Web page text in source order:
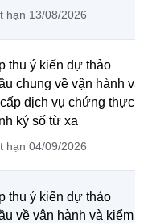
English
NGHỆ
Góp ý
hạn 13/08/2026
thu ý kiến dự thảo
chung về vận hành và
dịch vụ chứng thực
ký số từ xa
hạn 04/09/2026
thu ý kiến dự thảo
về vận hành và kiểm